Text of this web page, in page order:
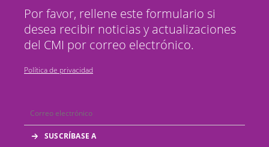
Por favor, rellene este formulario si
desea recibir noticias y actualizaciones
del CMI por correo electrónico.
Política de privacidad